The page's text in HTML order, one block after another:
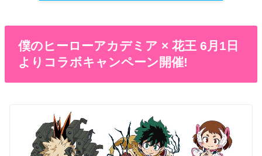
僕のヒーローアカデミア × 花王 6月1日
よりコラボキャンペーン開催!